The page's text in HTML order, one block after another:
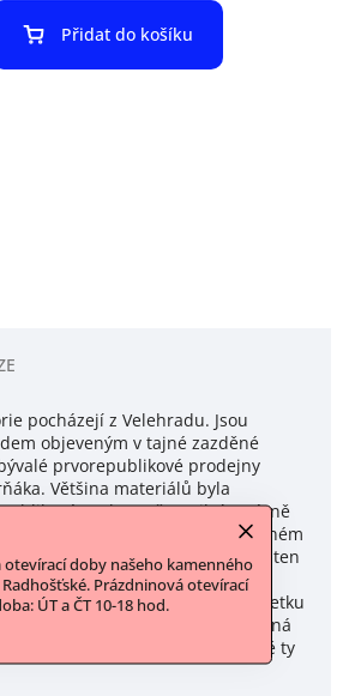
otevírací doby našeho kamenného
Prázdninová otevírací
ÚT a ČT 10-18 hod.
Přidat do košíku
pocházejí z Velehradu. Jsou
objeveným v tajné zazděné
prvorepublikové prodejny
Většina materiálů byla
Sochorově textilní továrně
v Keyzlarově továrně v Červeném
metráže krajek a bavlněných pláten
a damašky převážně z
Část ukrytého textilního majetku
poškozena vlhkostí, ale převážná
ve velmi dobrém stavu. A právě ty